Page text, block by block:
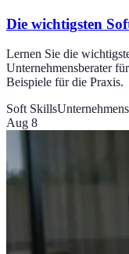
Die wichtigsten
Lernen Sie die
Unternehmensberater
Beispiele für die Praxis.
Soft Skills
Aug 8